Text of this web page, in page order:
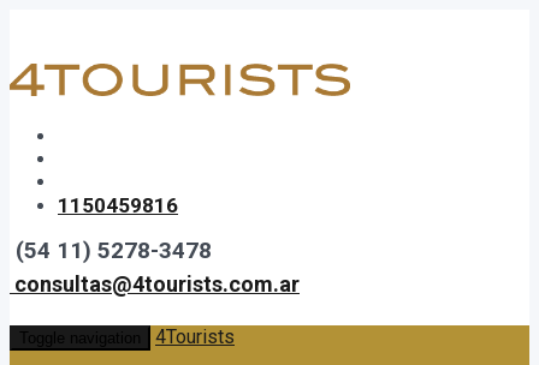
1150459816
(54 11) 5278-3478
consultas@4tourists.com.ar
Toggle navigation
4Tourists